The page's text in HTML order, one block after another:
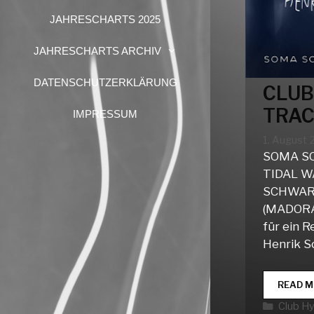
JAHRESCHARTS 2025
JAHRESCHARTS ARCHIV
DATENSCHUTZERKLÄRUNG
IMPRESSUM
SOMA
TIDAL
für ein
Henrik
READ
Club